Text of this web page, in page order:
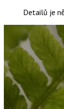
Detailů je